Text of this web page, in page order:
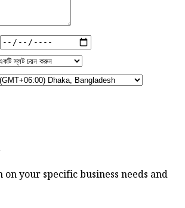
on your specific business needs and